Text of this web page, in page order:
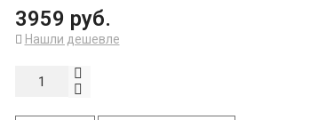
3959 руб.
Нашли дешевле